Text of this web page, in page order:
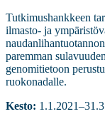
Tutkimushankkeen
ilmasto- ja
paremman
genomitietoon
ruokonadalle.
Kesto: